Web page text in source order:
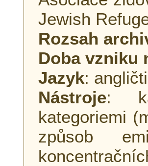
Jewish
Rozsah
Doba vzniku
Jazyk:
Nástroje:
kategoriemi
způsob